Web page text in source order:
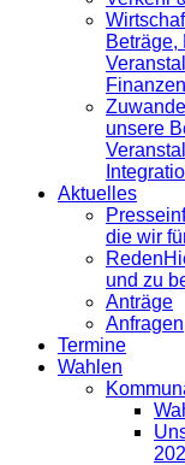
Beträge,
Finanzen
unsere
Aktuelles
die wir
Reden
und zu
Anträge
Anfragen
Termine
Wahlen